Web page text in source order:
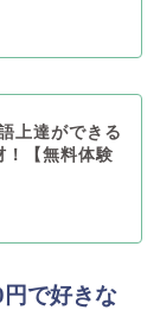
上達ができる
！【無料体験
で好きな